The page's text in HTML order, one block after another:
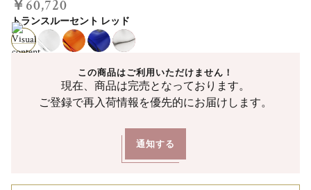
￥60,720
トランスルーセント レッド
この商品はご利用いただけません！
現在、商品は完売となっております。
ご登録で再入荷情報を優先的にお届けします。
通知する